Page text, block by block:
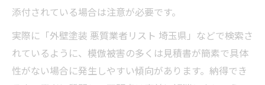
添付されている場合は注意が必要です。
実際に「外壁塗装 悪質業者リスト 埼玉県」などで検索さ
れているように、模倣被害の多くは見積書が簡素で具体
性がない場合に発生しやすい傾向があります。納得でき